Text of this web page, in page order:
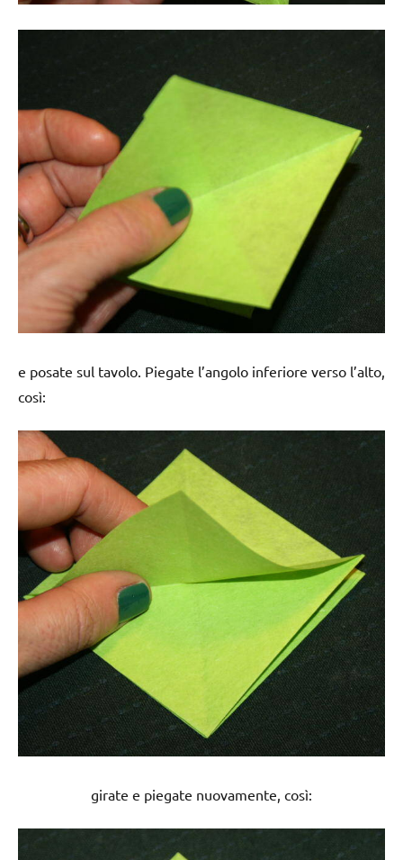
e posate sul tavolo. Piegate l’angolo inferiore verso l’alto,
così:
girate e piegate nuovamente, così: